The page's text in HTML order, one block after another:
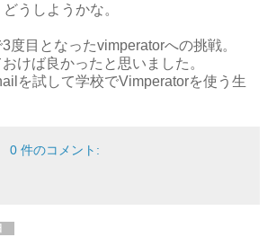
うしようかな。
度目となったvimperatorへの挑戦。
けば良かったと思いました。
を試して学校でVimperatorを使う生
0 件のコメント: